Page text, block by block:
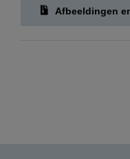
Afbeeldingen